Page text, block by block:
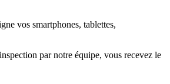
vos smartphones, tablettes,
par notre équipe, vous recevez le